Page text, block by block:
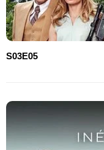
S03E05